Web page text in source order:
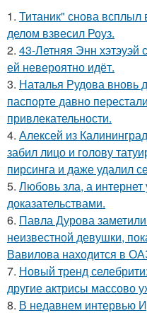
1. Титаник" снова всплыл
делом взвесил Роуз.
2. 43-Летняя Энн хэтэуэй
ей невероятно идёт.
3. Наталья Рудова вновь
паспорте давно
привлекательности.
4. Алексей из
забил лицо и голову
пирсинга и даже удалил
5. Любовь зла, а
доказательствами.
6. Павла Дурова
неизвестной девушки,
Вавилова находится в
7. Новый тренд
другие актрисы массово
8. В недавнем интервью